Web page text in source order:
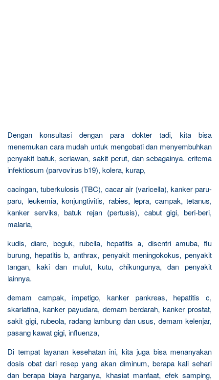
Dengan konsultasi dengan para dokter tadi, kita bisa
menemukan cara mudah untuk mengobati dan menyembuhkan
penyakit batuk, seriawan, sakit perut, dan sebagainya. eritema
infektiosum (parvovirus b19), kolera, kurap,
cacingan, tuberkulosis (TBC), cacar air (varicella), kanker paru-
paru, leukemia, konjungtivitis, rabies, lepra, campak, tetanus,
kanker serviks, batuk rejan (pertusis), cabut gigi, beri-beri,
malaria,
kudis, diare, beguk, rubella, hepatitis a, disentri amuba, flu
burung, hepatitis b, anthrax, penyakit meningokokus, penyakit
tangan, kaki dan mulut, kutu, chikungunya, dan penyakit
lainnya.
demam campak, impetigo, kanker pankreas, hepatitis c,
skarlatina, kanker payudara, demam berdarah, kanker prostat,
sakit gigi, rubeola, radang lambung dan usus, demam kelenjar,
pasang kawat gigi, influenza,
Di tempat layanan kesehatan ini, kita juga bisa menanyakan
dosis obat dari resep yang akan diminum, berapa kali sehari
dan berapa biaya harganya, khasiat manfaat, efek samping,